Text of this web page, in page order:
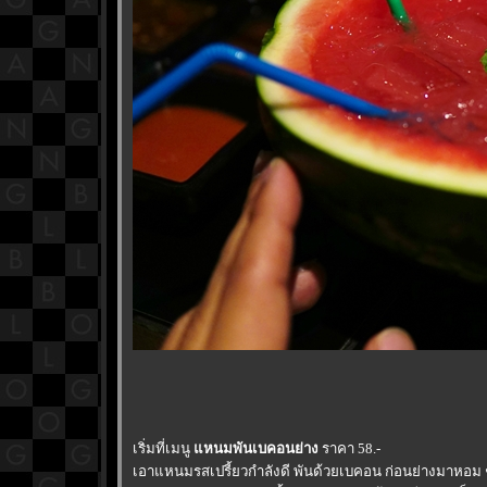
เริ่มที่เมนู หนมพันเบคอนย่าง ราคา 58.-
เอาแหนมรสเปรี้ยวกำลังดี พันด้วยเบคอน ก่อนย่างมาหอม